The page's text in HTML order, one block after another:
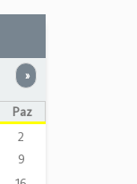
»Sonraki
Paz
2
9